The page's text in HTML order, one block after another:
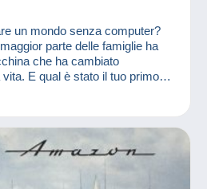
un mondo senza computer?
parte delle famiglie ha
che ha cambiato
E qual è stato il tuo primo